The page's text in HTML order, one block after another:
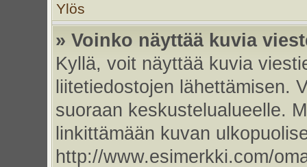
Ylös
» Voinko näyttää kuvia
Kyllä, voit näyttää kuvia
liitetiedostojen lähettämisen.
suoraan keskustelualueelle.
linkittämään kuvan
http://www.esimerkki.com/